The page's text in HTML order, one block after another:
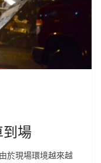
場
於現場環境越來越